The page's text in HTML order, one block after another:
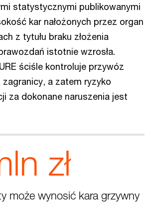
statystycznymi publikowanymi
kar nałożonych przez organ
z tytułu braku złożenia
istotnie wzrosła.
ściśle kontroluje przywóz
zagranicy, a zatem ryzyko
za dokonane naruszenia jest
zł
może wynosić kara grzywny